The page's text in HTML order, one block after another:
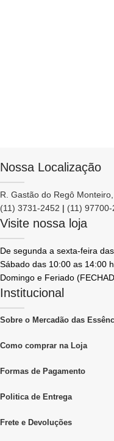
Nossa Localização
R. Gastão do Regô
(11) 3731-2452 | (11)
Visite nossa loja
De segunda a sexta-feira
Sábado das 10:00 as 14:00
Domingo e Feriado
Institucional
Sobre o Mercadão das
Como comprar na Loja
Formas de Pagamento
Politica de Entrega
Frete e Devoluções